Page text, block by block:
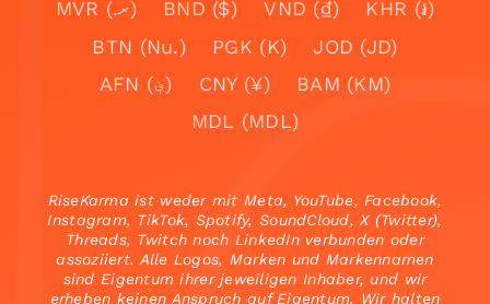
MVR (.ރ)
BND ($) VND (₫)
KHR (៛)
BTN (Nu.)
PGK (K)
JOD (JD)
AFN (؋)
CNY (¥)
BAM (KM)
MDL (MDL)
RiseKarma ist weder mit Meta, YouTube, Facebook,
Instagram, TikTok, Spotify, SoundCloud, X (Twitter),
Threads, Twitch noch LinkedIn verbunden oder
assoziiert. Alle Logos, Marken und Markennamen
sind Eigentum ihrer jeweiligen Inhaber, und wir
erheben keinen Anspruch auf Eigentum. Wir halten